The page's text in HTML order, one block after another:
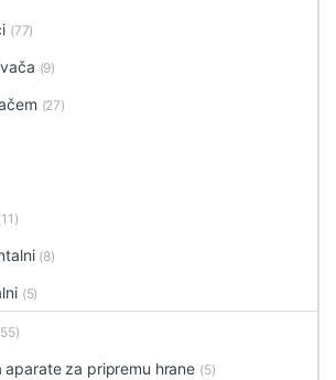
(77)
(9)
(27)
(8)
(5)
aparate za pripremu hrane (5)